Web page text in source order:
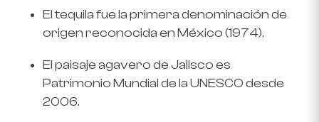
El tequila fue la primera denominación de
origen reconocida en México (1974).
El paisaje agavero de Jalisco es
Patrimonio Mundial de la UNESCO desde
2006.